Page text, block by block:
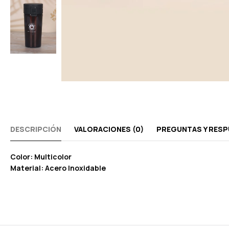
DESCRIPCIÓN VALORACIONES (0) PREGUNTAS Y
Color: Multicolor
Material: Acero Inoxidable